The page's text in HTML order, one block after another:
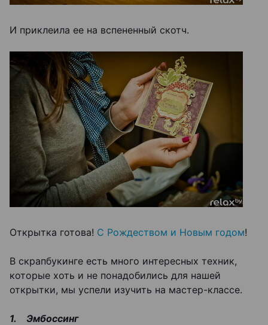
И приклеила ее на вспененный скотч.
Открытка готова! С Рождеством и Новым годом!
В скрапбукинге есть много интересных техник,
которые хоть и не понадобились для нашей
открытки, мы успели изучить на мастер-классе.
1. Эмбоссинг